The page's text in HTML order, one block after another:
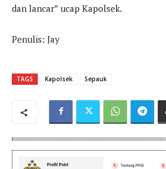
dan lancar” ucap Kapolsek.
Penulis: Jay
TAGS Kapolsek Sepauk